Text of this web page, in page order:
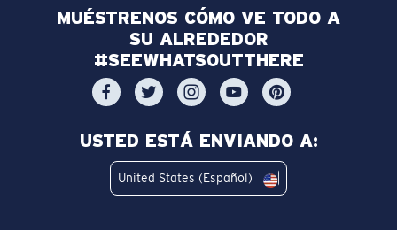
MUÉSTRENOS CÓMO VE TODO A
SU ALREDEDOR
#SEEWHATSOUTTHERE
USTED ESTÁ ENVIANDO A:
United States (Español)